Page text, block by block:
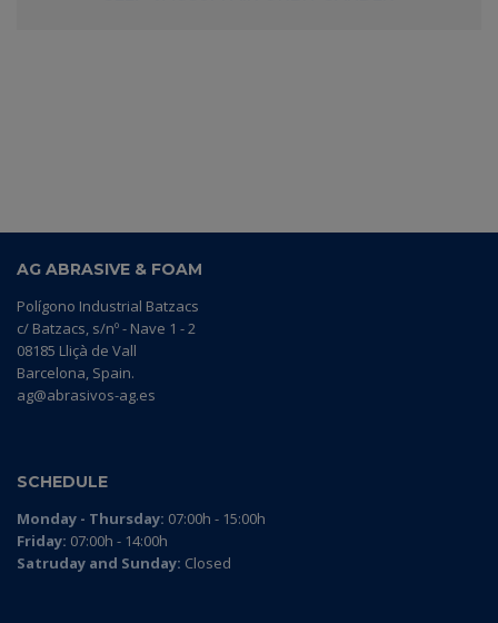
AG ABRASIVE & FOAM
Polígono Industrial Batzacs
c/ Batzacs, s/nº - Nave 1 - 2
08185 Lliçà de Vall
Barcelona, Spain.
ag@abrasivos-ag.es
SCHEDULE
Monday - Thursday: 07:00h - 15:00h
Friday: 07:00h - 14:00h
Satruday and Sunday: Closed